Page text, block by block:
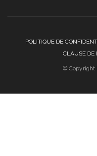
POLITIQUE DE
CLAUSE DE
© Copyright